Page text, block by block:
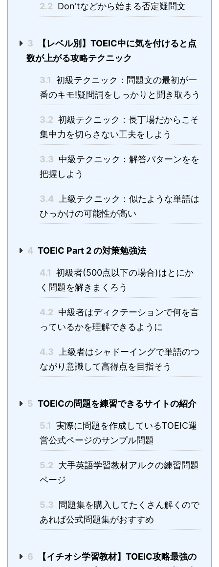
2.2 Don'tなどから始まる否定疑問文
3
【レベル別】TOEIC中に気を付けると点
数が上がる攻略テクニック
3.1 初級テクニック：問題文の最初が一
番のキモ!疑問詞をしっかりと聞き取ろう
3.2 初級テクニック：長丁場だからこそ
集中力を切らさない工夫をしよう
3.3 中級テクニック：解答パターンをを
把握しよう
3.4
上級テクニック：似たような単語は
ひっかけの可能性が高い
4 TOEIC Part 2 の対策勉強法
4.1 初級者(500点以下の場合)はとにか
く問題を解きまくろう
4.2 中級者はディクテーションで何を言
っているかを理解できるように
4.3
上級者はシャドーイングで単語のつ
ながり意識して高得点を目指そう
5 TOEICの問題を練習できるサイトの紹介
5.1 実際に問題を作成しているTOEIC運
営公式ページのサンプル問題
5.2 大手英語学習教材アルクの練習問題
ページ
5.3 問題集を購入してたくさん解くので
あれば公式問題集がおすすめ
6
【イチオシ学習教材】TOEIC攻略最強の